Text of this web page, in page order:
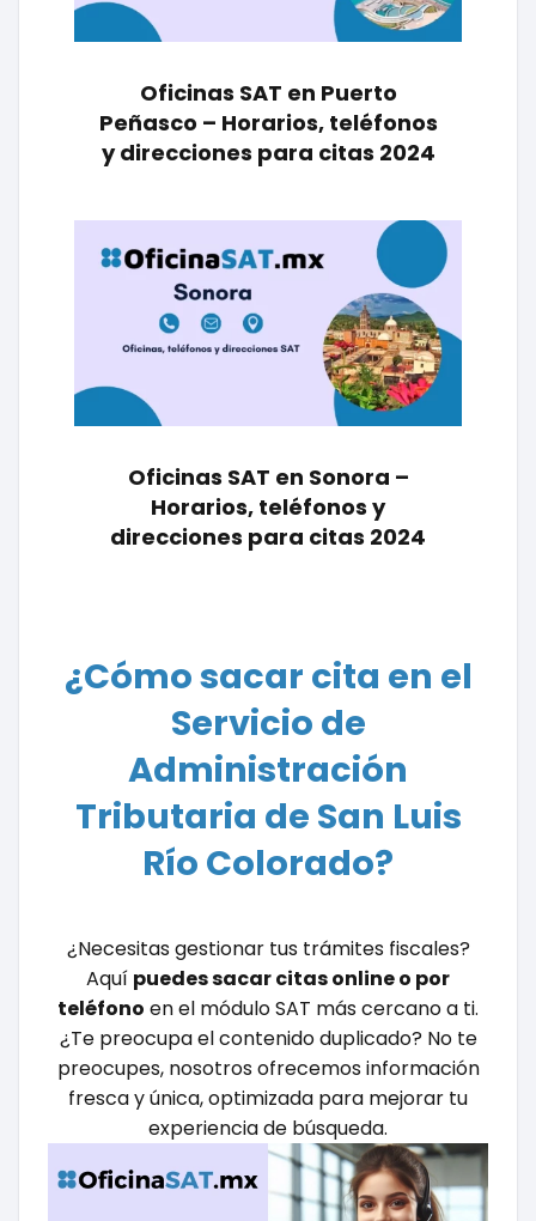
Oficinas SAT en Puerto
Peñasco – Horarios, teléfonos
y direcciones para citas 2024
Oficinas SAT en Sonora –
Horarios, teléfonos y
direcciones para citas 2024
¿Cómo sacar cita en el
Servicio de
Administración
Tributaria de San Luis
Río Colorado?
¿Necesitas gestionar tus trámites fiscales?
Aquí puedes sacar citas online o por
teléfono en el módulo SAT más cercano a ti.
¿Te preocupa el contenido duplicado? No te
preocupes, nosotros ofrecemos información
fresca y única, optimizada para mejorar tu
experiencia de búsqueda.